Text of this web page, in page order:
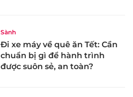
Sành
Đi xe máy về quê ăn Tết: Cần
chuẩn bị gì để hành trình
được suôn sẻ, an toàn?